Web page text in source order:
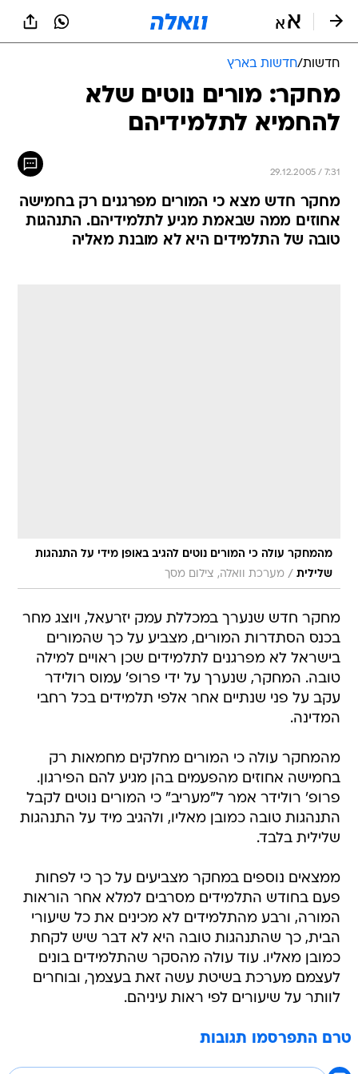
חדשות/חדשות בארץ
מחקר: מורים נוטים שלא
להחמיא לתלמידיהם
29.12.2005 / 7:31
מחקר חדש מצא כי המורים מפרגנים רק בחמישה
אחוזים ממה שבאמת מגיע לתלמידיהם. התנהגות
טובה של התלמידים היא לא מובנת מאליה
מהמחקר עולה כי המורים נוטים להגיב באופן מידי על התנהגות
שלילית / מערכת וואלה, צילום מסך
מחקר חדש שנערך במכללת עמק יזרעאל, ויוצג מחר
בכנס הסתדרות המורים, מצביע על כך שהמורים
בישראל לא מפרגנים לתלמידים שכן ראויים למילה
טובה. המחקר, שנערך על ידי פרופ' עמוס רולידר
עקב על פני שנתיים אחר אלפי תלמידים בכל רחבי
המדינה.
מהמחקר עולה כי המורים מחלקים מחמאות רק
בחמישה אחוזים מהפעמים בהן מגיע להם הפירגון.
פרופ' רולידר אמר ל"מעריב" כי המורים נוטים לקבל
התנהגות טובה כמובן מאליו, ולהגיב מיד על התנהגות
שלילית בלבד.
ממצאים נוספים במחקר מצביעים על כך כי לפחות
פעם בחודש התלמידים מסרבים למלא אחר הוראות
המורה, ורבע מהתלמידים לא מכינים את כל שיעורי
הבית, כך שהתנהגות טובה היא לא דבר שיש לקחת
כמובן מאליו. עוד עולה מהסקר שהתלמידים בונים
לעצמם מערכת בשיטת עשה זאת בעצמך, ובוחרים
לוותר על שיעורים לפי ראות עיניהם.
טרם התפרסמו תגובות